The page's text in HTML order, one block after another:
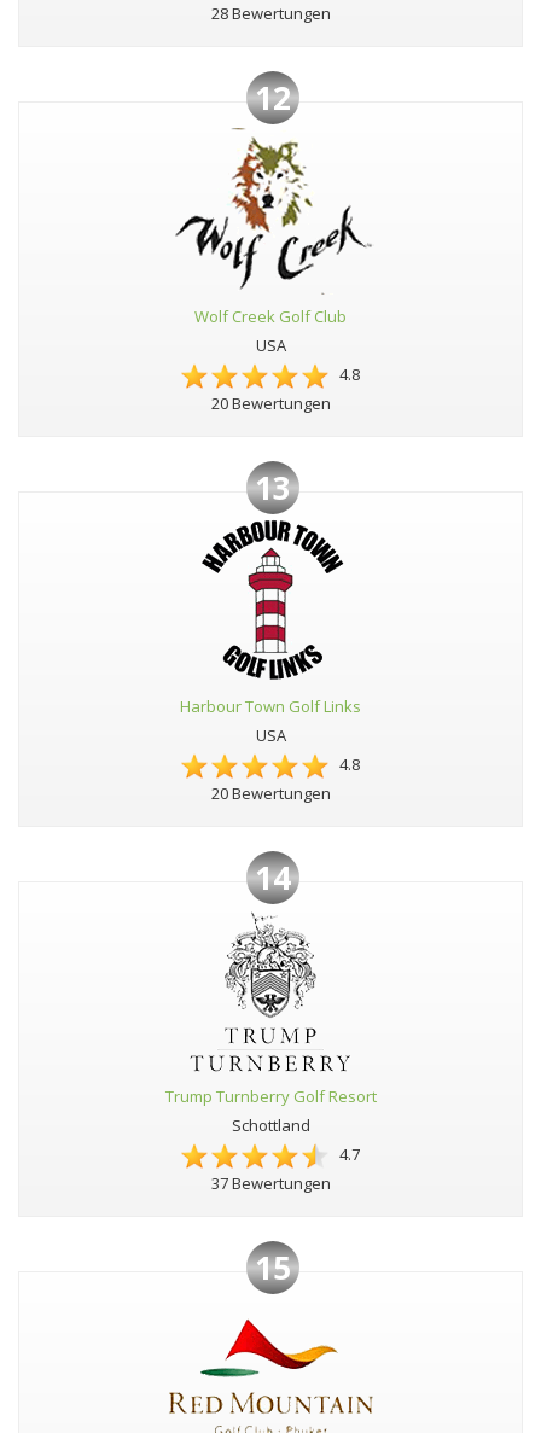
28 Bewertungen
12
Wolf Creek Golf Club
USA
4.8
20 Bewertungen
13
Harbour Town Golf Links
USA
4.8
20 Bewertungen
14
Trump Turnberry Golf Resort
Schottland
4.7
37 Bewertungen
15